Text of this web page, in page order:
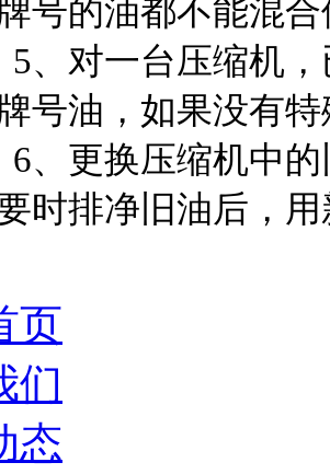
号的油都不能混
5、对一台压缩机
号油，如果没有
6、更换压缩机中
时排净旧油后，
页
们
态